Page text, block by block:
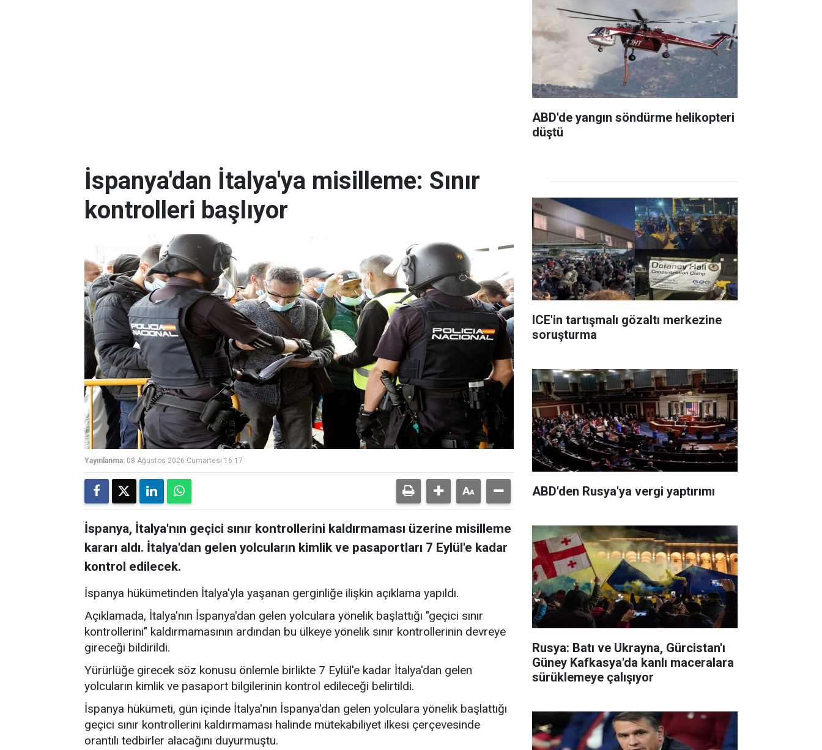
ABD'de yangın söndürme helikopteri
düştü
İspanya'dan İtalya'ya misilleme: Sınır
kontrolleri başlıyor
Yayınlanma: 08 Ağustos 2026 Cumartesi 16:17
İspanya, İtalya'nın geçici sınır kontrollerini kaldırmaması üzerine misilleme
kararı aldı. İtalya'dan gelen yolcuların kimlik ve pasaportları 7 Eylül'e kadar
kontrol edilecek.
İspanya hükümetinden İtalya'yla yaşanan gerginliğe ilişkin açıklama yapıldı.
Açıklamada, İtalya'nın İspanya'dan gelen yolculara yönelik başlattığı "geçici sınır
kontrollerini" kaldırmamasının ardından bu ülkeye yönelik sınır kontrollerinin devreye
gireceği bildirildi.
Yürürlüğe girecek söz konusu önlemle birlikte 7 Eylül'e kadar İtalya'dan gelen
yolcuların kimlik ve pasaport bilgilerinin kontrol edileceği belirtildi.
İspanya hükümeti, gün içinde İtalya'nın İspanya'dan gelen yolculara yönelik başlattığı
geçici sınır kontrollerini kaldırmaması halinde mütekabiliyet ilkesi çerçevesinde
orantılı tedbirler alacağını duyurmuştu.
ICE'in tartışmalı gözaltı merkezine
soruşturma
ABD'den Rusya'ya vergi yaptırımı
Rusya: Batı ve Ukrayna, Gürcistan'ı
Güney Kafkasya'da kanlı maceralara
sürüklemeye çalışıyor